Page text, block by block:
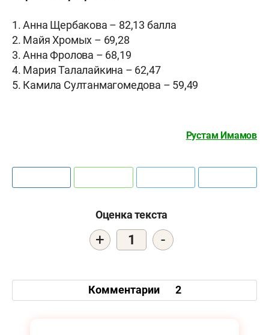
1. Анна Щербакова – 82,13 балла
2. Майя Хромых – 69,28
3. Анна Фролова – 68,19
4. Мария Талалайкина – 62,47
5. Камила Султанмагомедова – 59,49
Рустам Имамов
Оценка текста
+ 1 -
Комментарии 2